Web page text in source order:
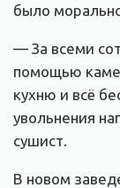
было
— За всеми
помощью
кухню и всё
увольнения
сушист.
В новом